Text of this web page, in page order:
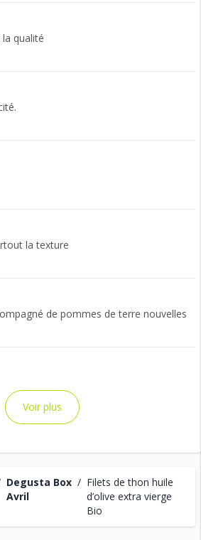
Degusta Box
Avril
/ Filets de thon huile
d’olive extra vierge
Bio
qualité
la texture
de pommes de terre nouvelles
Voir plus